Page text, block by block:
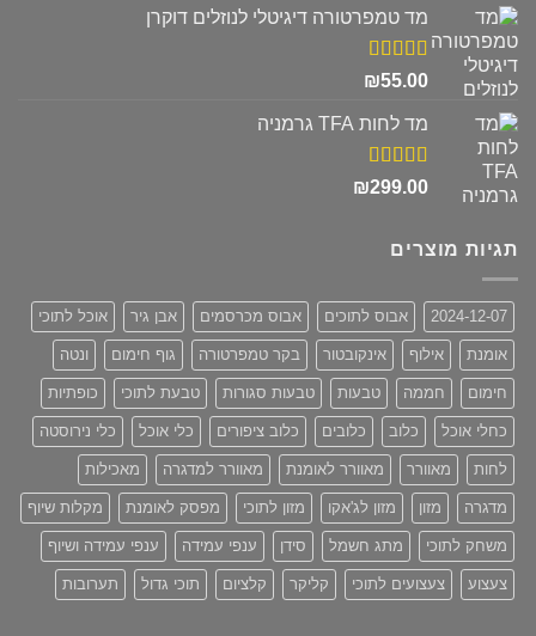
מד טמפרטורה דיגיטלי לנוזלים דוקרן
דורג5.00
₪55.00
מד לחות TFA גרמניה
דורג5.00
₪299.00
תגיות מוצרים
2024-12-07 אבוס לתוכים אבוס מכרסמים אבן גיר אוכל לתוכי
אומנת אילוף אינקובטור בקר טמפרטורה גוף חימום ונטה
חימום חממה טבעות טבעות סגורות טבעת לתוכי כופתיות
כחלי אוכל כלוב כלובים כלוב ציפורים כלי אוכל כלי נירוסטה
לחות מאוורר מאוורר לאומנת מאוורר למדגרה מאכילות
מדגרה מזון מזון לג'אקו מזון לתוכי מפסק לאומנת מקלות שיוף
משחק לתוכי מתג חשמל סידן ענפי עמידה ענפי עמידה ושיוף
צעצוע צעצועים לתוכי קליקר קלציום תוכי גדול תערובות